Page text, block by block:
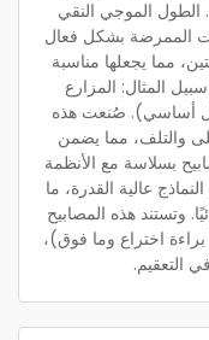
الطول الموجي النقي
الكائنات الممرضة بشكل فعال
مما يجعلها مناسبة
المثال: المزارع
أساسي). صُنعت هذه
والتلف، مما يضمن
بسلاسة مع الأنظمة
عالية القدرة، ما
وتستند هذه المصابيح
إلى خبرة الشركة في البحث والتطوير (13 براءة اختراع وما فوق)،
التعقيم.